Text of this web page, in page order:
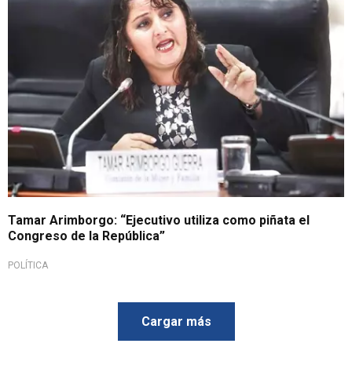
Tamar Arimborgo: “Ejecutivo utiliza como piñata el
Congreso de la República”
POLÍTICA
Cargar más